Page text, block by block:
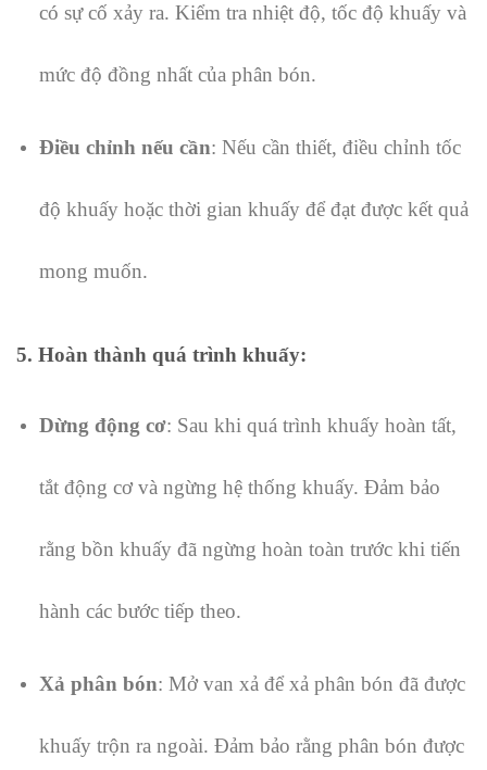
có sự cố xảy ra. Kiểm tra nhiệt độ, tốc độ khuấy và
mức độ đồng nhất của phân bón.
Điều chỉnh nếu cần: Nếu cần thiết, điều chỉnh tốc
độ khuấy hoặc thời gian khuấy để đạt được kết quả
mong muốn.
5. Hoàn thành quá trình khuấy:
Dừng động cơ: Sau khi quá trình khuấy hoàn tất,
tắt động cơ và ngừng hệ thống khuấy. Đảm bảo
rằng bồn khuấy đã ngừng hoàn toàn trước khi tiến
hành các bước tiếp theo.
Xả phân bón: Mở van xả để xả phân bón đã được
khuấy trộn ra ngoài. Đảm bảo rằng phân bón được